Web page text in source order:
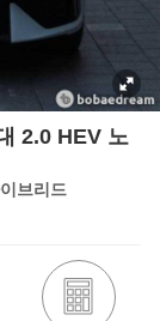
2.0 HEV 노
브리드